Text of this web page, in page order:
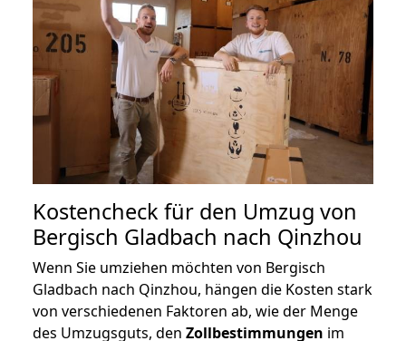
Kostencheck für den Umzug von
Bergisch Gladbach nach Qinzhou
Wenn Sie umziehen möchten von Bergisch
Gladbach nach Qinzhou, hängen die Kosten stark
von verschiedenen Faktoren ab, wie der Menge
des Umzugsguts, den Zollbestimmungen im